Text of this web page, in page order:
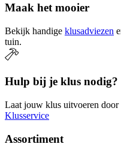
Maak het mooier
Bekijk handige klusadviezen
tuin.
Hulp bij je klus nodig?
Laat jouw klus uitvoeren door
Klusservice
Assortiment